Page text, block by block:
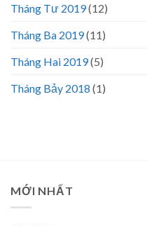
Tháng Tư 2019(12)
Tháng Ba 2019(11)
Tháng Hai 2019(5)
Tháng Bảy 2018 (1)
MỚI NHẤT